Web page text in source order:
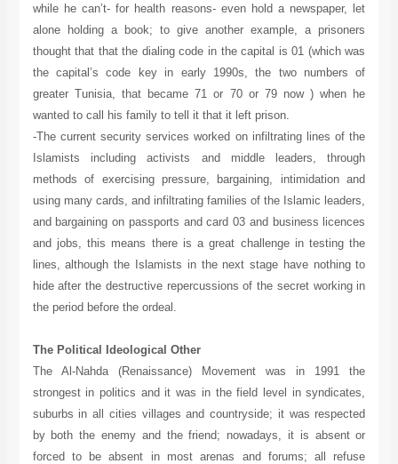
while he can’t- for health reasons- even hold a newspaper, let
alone holding a book; to give another example, a prisoners
thought that that the dialing code in the capital is 01 (which was
the capital’s code key in early 1990s, the two numbers of
greater Tunisia, that became 71 or 70 or 79 now ) when he
wanted to call his family to tell it that it left prison.
-The current security services worked on infiltrating lines of the
Islamists including activists and middle leaders, through
methods of exercising pressure, bargaining, intimidation and
using many cards, and infiltrating families of the Islamic leaders,
and bargaining on passports and card 03 and business licences
and jobs, this means there is a great challenge in testing the
lines, although the Islamists in the next stage have nothing to
hide after the destructive repercussions of the secret working in
the period before the ordeal.
The Political Ideological Other
The Al-Nahda (Renaissance) Movement was in 1991 the
strongest in politics and it was in the field level in syndicates,
suburbs in all cities villages and countryside; it was respected
by both the enemy and the friend; nowadays, it is absent or
forced to be absent in most arenas and forums; all refuse